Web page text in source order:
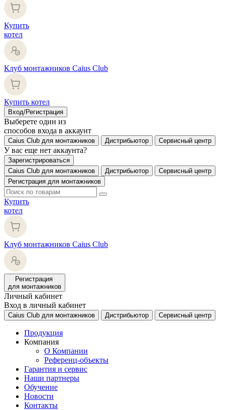
Купить
котел
Клуб монтажников Caius Club
Купить котел
Вход/Регистрация
Выберете один из
способов входа в аккаунт
Caius Club для монтажников Дистрибьютор Сервисный центр
У вас еще нет аккаунта?
Зарегистрироваться
Caius Club для монтажников
Дистрибьютор
Сервисный центр
Регистрация для монтажников
Купить
котел
Клуб монтажников Caius Club
Регистрация
для монтажников
Личный кабинет
Вход в личный кабинет
Caius Club для монтажников Дистрибьютор Сервисный центр
Продукция
Компания
О Компании
Референц-объекты
Гарантия и сервис
Наши партнеры
Обучение
Новости
Контакты